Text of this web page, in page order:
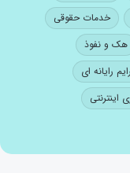
خدمات حقوقی
هک و نفوذ
رایانه ای
اینترنتی